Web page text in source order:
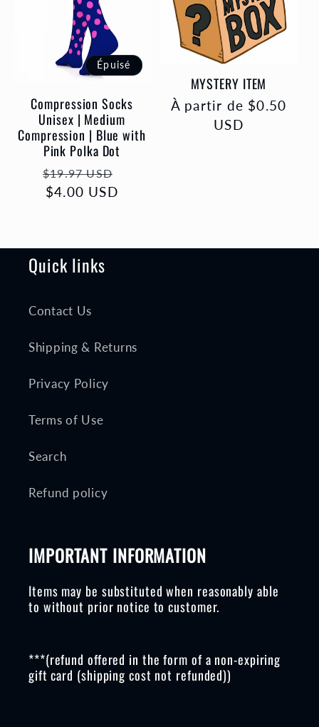
Épuisé
Compression Socks
Unisex | Medium
Compression | Blue with
Pink Polka Dot
Prix
habituel
$19.97 USD
$4.00 USD
MYSTERY ITEM
Prix
habituel
À partir de $0.50
USD
Quick links
Contact Us
Shipping & Returns
Privacy Policy
Terms of Use
Search
Refund policy
IMPORTANT INFORMATION
Items may be substituted when reasonably able
to without prior notice to customer.
***(refund offered in the form of a non-expiring
gift card (shipping cost not refunded))